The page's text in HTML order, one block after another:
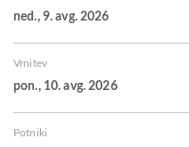
ned., 9. avg. 2026
Vrnitev
pon., 10. avg. 2026
Potniki